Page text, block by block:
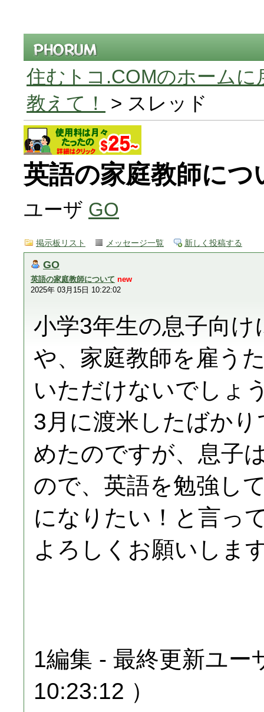
住むトコ.COMのホームに
教えて！
> スレッド
英語の家庭教師につ
ユーザ GO
掲示板リスト メッセージ一覧 新しく投稿する
GO
英語の家庭教師について new
2025年 03月15日 10:22:02
小学3年生の息子向
や、家庭教師を雇う
いただけないでしょ
3月に渡米したばか
めたのですが、息子
ので、英語を勉強し
になりたい！と言っ
よろしくお願いしま
1編集 - 最終更新ユー
10:23:12 ）